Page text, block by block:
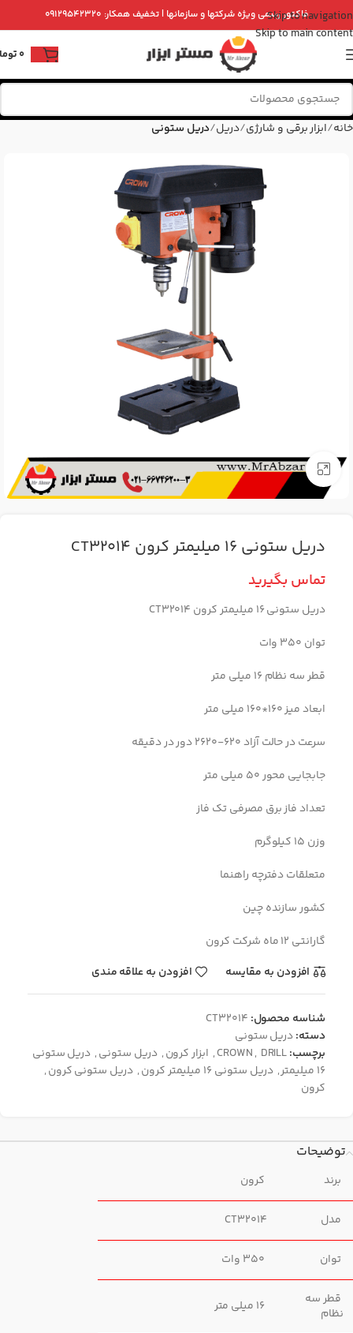
Skip to navigation
Skip to main content
فاکتور رسمی ویژه شرکتها و سازمانها | تخفیف همکار: ۰۹۱۲۹۵۴۲۳۲۰
0
خانه ابزار برقی و شارژی دریل دریل ستونی
برای بزرگنمایی کلیک کنید
دریل ستونی 16 میلیمتر کرون CT32014
تماس بگیرید
دریل ستونی 16 میلیمتر کرون CT32014
توان 350 وات
قطر سه نظام 16 میلی متر
ابعاد میز 160*160 میلی متر
سرعت در حالت آزاد 620-2620 دور در دقیقه
جابجایی محور 50 میلی متر
تعداد فاز برق مصرفی تک فاز
وزن 15 کیلوگرم
متعلقات دفترچه راهنما
کشور سازنده چین
گارانتی 12 ماه شرکت کرون
افزودن به مقایسه
افزودن به علاقه مندی
شناسه محصول: CT32014
دسته:دریل ستونی
برچسب:
CROWN, DRILL
, ابزار کرون, دریل ستونی, دریل ستونی
16 میلیمتر
, دریل ستونی 16 میلیمتر کرون , دریل ستونی کرون,
کرون
توضیحات
برند کرون
مدل CT32014
توان
قطر سه
نظام